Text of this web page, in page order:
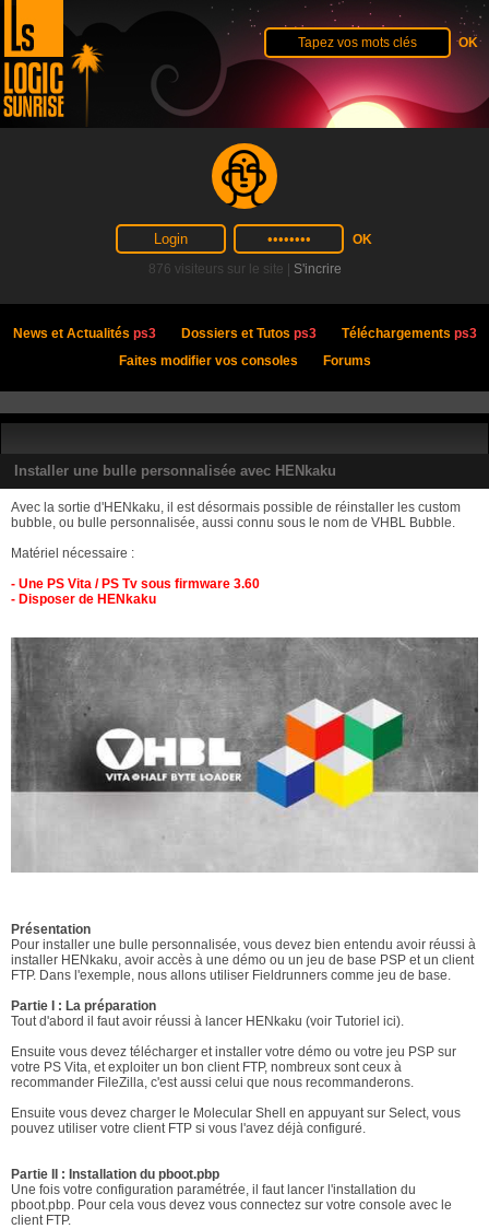
876 visiteurs sur le site | S'incrire
News et Actualités ps3 Dossiers et Tutos ps3 Téléchargements ps3
Faites modifier vos consoles
Forums
Installer une bulle personnalisée avec HENkaku
Avec la sortie d'HENkaku, il est désormais possible de réinstaller les custom
bubble, ou bulle personnalisée, aussi connu sous le nom de VHBL Bubble.
Matériel nécessaire :
- Une PS Vita / PS Tv sous firmware 3.60
- Disposer de HENkaku
Présentation
Pour installer une bulle personnalisée, vous devez bien entendu avoir réussi à
installer HENkaku, avoir accès à une démo ou un jeu de base PSP et un client
FTP. Dans l'exemple, nous allons utiliser Fieldrunners comme jeu de base.
Partie I : La préparation
Tout d'abord il faut avoir réussi à lancer HENkaku (voir Tutoriel ici).
Ensuite vous devez télécharger et installer votre démo ou votre jeu PSP sur
votre PS Vita, et exploiter un bon client FTP, nombreux sont ceux à
recommander FileZilla, c'est aussi celui que nous recommanderons.
Ensuite vous devez charger le Molecular Shell en appuyant sur Select, vous
pouvez utiliser votre client FTP si vous l'avez déjà configuré.
Partie II : Installation du pboot.pbp
Une fois votre configuration paramétrée, il faut lancer l'installation du
pboot.pbp. Pour cela vous devez vous connectez sur votre console avec le
client FTP.